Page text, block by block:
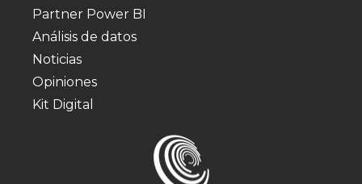
Partner Power BI
Análisis de datos
Noticias
Opiniones
Kit Digital